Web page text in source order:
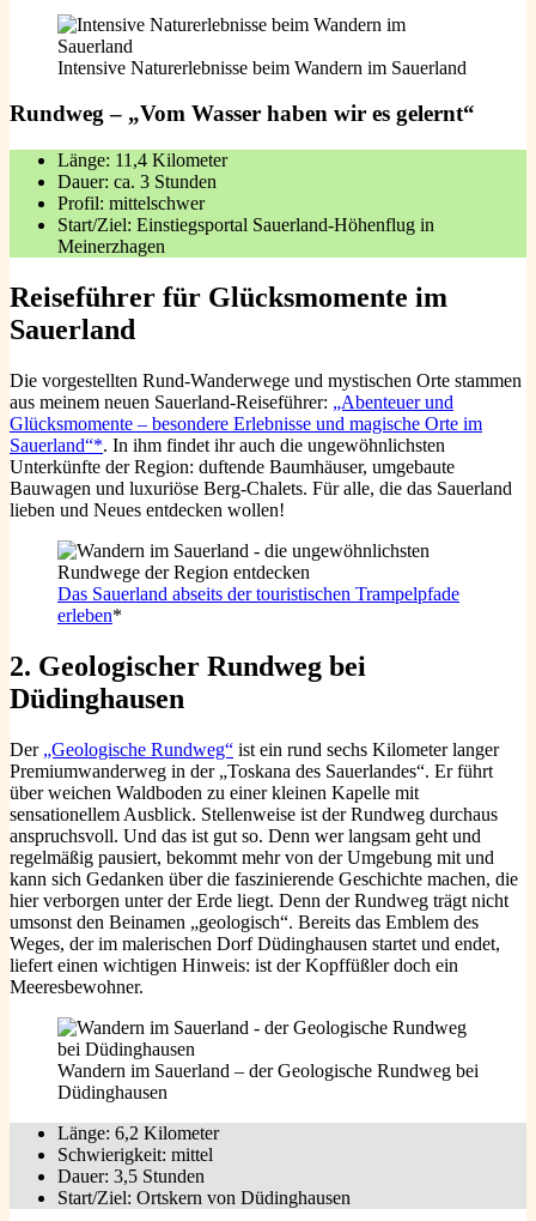
Intensive Naturerlebnisse beim Wandern im Sauerland
Rundweg – „Vom Wasser haben wir es gelernt“
Länge: 11,4 Kilometer
Dauer: ca. 3 Stunden
Profil: mittelschwer
Start/Ziel: Einstiegsportal Sauerland-Höhenflug in
Meinerzhagen
Reiseführer für Glücksmomente im
Sauerland
Die vorgestellten Rund-Wanderwege und mystischen Orte stammen
aus meinem neuen Sauerland-Reiseführer: „Abenteuer und
Glücksmomente – besondere Erlebnisse und magische Orte im
Sauerland“*. In ihm findet ihr auch die ungewöhnlichsten
Unterkünfte der Region: duftende Baumhäuser, umgebaute
Bauwagen und luxuriöse Berg-Chalets. Für alle, die das Sauerland
lieben und Neues entdecken wollen!
Das Sauerland abseits der touristischen Trampelpfade
erleben*
2. Geologischer Rundweg bei
Düdinghausen
Der „Geologische Rundweg“ ist ein rund sechs Kilometer langer
Premiumwanderweg in der „Toskana des Sauerlandes“. Er führt
über weichen Waldboden zu einer kleinen Kapelle mit
sensationellem Ausblick. Stellenweise ist der Rundweg durchaus
anspruchsvoll. Und das ist gut so. Denn wer langsam geht und
regelmäßig pausiert, bekommt mehr von der Umgebung mit und
kann sich Gedanken über die faszinierende Geschichte machen, die
hier verborgen unter der Erde liegt. Denn der Rundweg trägt nicht
umsonst den Beinamen „geologisch“. Bereits das Emblem des
Weges, der im malerischen Dorf Düdinghausen startet und endet,
liefert einen wichtigen Hinweis: ist der Kopffüßler doch ein
Meeresbewohner.
Wandern im Sauerland – der Geologische Rundweg bei
Düdinghausen
Länge: 6,2 Kilometer
Schwierigkeit: mittel
Dauer: 3,5 Stunden
Start/Ziel: Ortskern von Düdinghausen